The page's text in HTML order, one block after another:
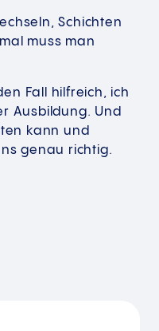
Schichten
muss man
Fall hilfreich, ich
Ausbildung. Und
kann und
genau richtig.